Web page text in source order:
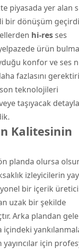
piyasada yer alan
bir dönüşüm
hi-resses
ürün
konfor ve ses
fazlasını
teknolojileri
taşıyacak
Kalitesinin
planda olursa
izleyicilerin
bir içerik
uzak bir şekilde
Arka plandan
içindeki
yayıncılar için